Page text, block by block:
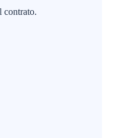
contrato.